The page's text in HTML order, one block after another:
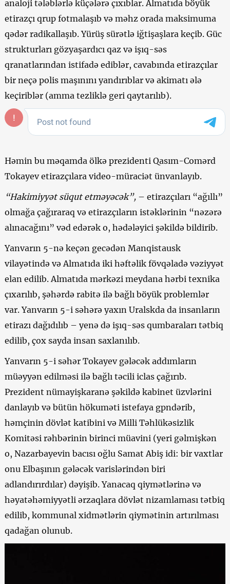
analoji tələblərlə küçələrə çıxıblar. Almatıda böyük
etirazçı qrup fotmalaşıb və məhz orada maksimuma
qədər radikallaşıb. Yürüş sürətlə iğtişaşlara keçib. Güc
strukturları gözyaşardıcı qaz və işıq-səs
qranatlarından istifadə ediblər, cavabında etirazçılar
bir neçə polis maşınını yandırıblar və akimatı ələ
keçiriblər (amma tezliklə geri qaytarılıb).
Həmin bu məqamda ölkə prezidenti Qasım-Comərd
Tokayev etirazçılara video-müraciət ünvanlayıb.
“Hakimiyyət süqut etməyəcək”,– etirazçıları “ağıllı”
olmağa çağıraraq və etirazçıların istəklərinin “nəzərə
alınacağını” vəd edərək o, hədələyici şəkildə bildirib.
Yanvarın 5-nə keçən gecədən Manqistausk
vilayətində və Almatıda iki həftəlik fövqəladə vəziyyət
elan edilib. Almatıda mərkəzi meydana hərbi texnika
çıxarılıb, şəhərdə rabitə ilə bağlı böyük problemlər
var. Yanvarın 5-i səhərə yaxın Uralskda da insanların
etirazı dağıdılıb – yenə də işıq-səs qumbaraları tətbiq
edilib, çox sayda insan saxlanılıb.
Yanvarın 5-i səhər Tokayev gələcək addımların
müəyyən edilməsi ilə bağlı təcili iclas çağırıb.
Prezident nümayişkaranə şəkildə kabinet üzvlərini
danlayıb və bütün hökuməti istefaya gpndərib,
həmçinin dövlət katibini və Milli Təhlükəsizlik
Komitəsi rəhbərinin birinci müavini (yeri gəlmişkən
o, Nazarbayevin bacısı oğlu Samat Abiş idi: bir vaxtlar
onu Elbaşının gələcək varislərindən biri
adlandırırdılar) dəyişib. Yanacaq qiymətlərinə və
həyatəhəmiyyətli ərzaqlara dövlət nizamlaması tətbiq
edilib, kommunal xidmətlərin qiymətinin artırılması
qadağan olunub.